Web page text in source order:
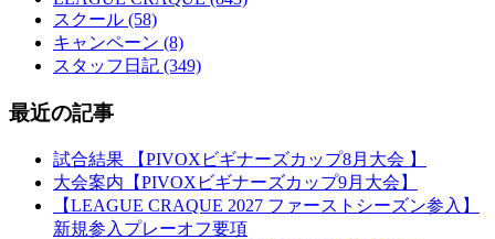
スクール (58)
キャンペーン (8)
スタッフ日記 (349)
最近の記事
試合結果 【PIVOXビギナーズカップ8月大会 】
大会案内【PIVOXビギナーズカップ9月大会】
【LEAGUE CRAQUE 2027 ファーストシーズン参入】
新規参入プレーオフ要項